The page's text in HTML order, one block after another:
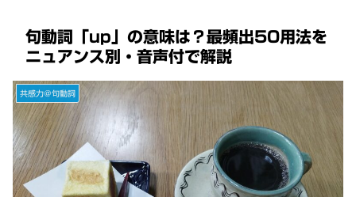
句動詞「up」の意味は？最頻出50用法を
ニュアンス別・音声付で解説
共感力＠句動詞